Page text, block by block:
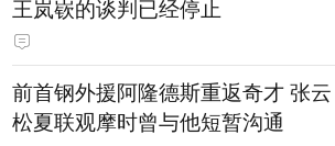
王岚嵚的谈判已经停止
前首钢外援阿隆德斯重返奇才 张云
松夏联观摩时曾与他短暂沟通